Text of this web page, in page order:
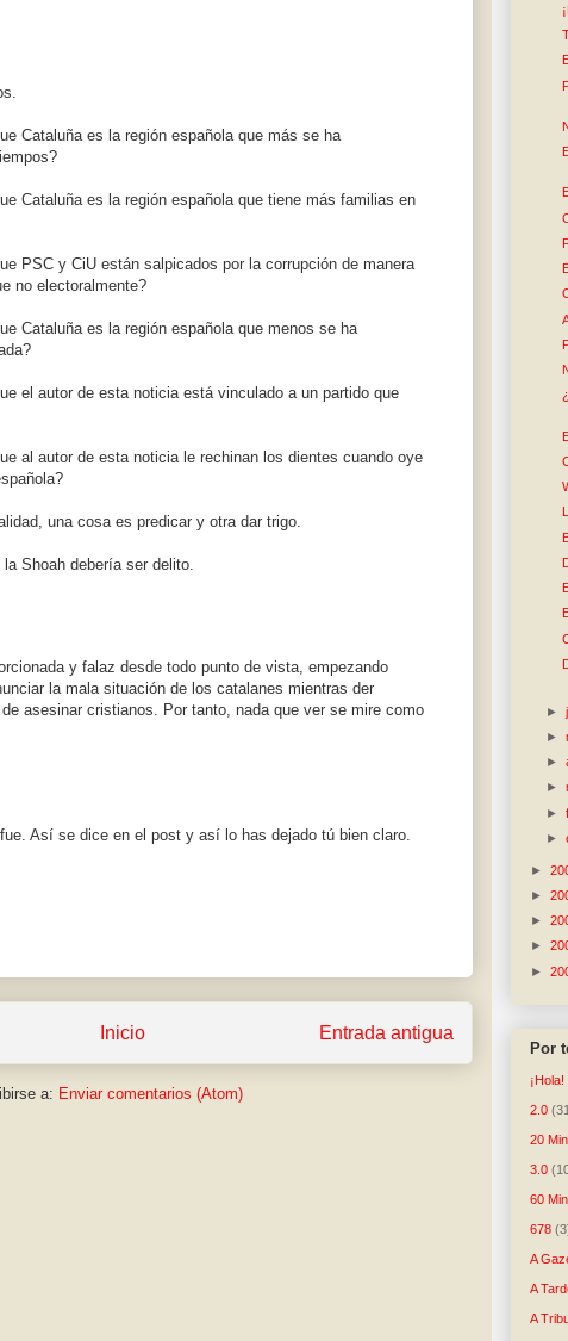
Cataluña es la región española que más se ha
Cataluña es la región española que tiene más familias en
PSC y CiU están salpicados por la corrupción de manera
no electoralmente?
Cataluña es la región española que menos se ha
el autor de esta noticia está vinculado a un partido que
al autor de esta noticia le rechinan los dientes cuando oye
una cosa es predicar y otra dar trigo.
Shoah debería ser delito.
y falaz desde todo punto de vista, empezando
la mala situación de los catalanes mientras der
asesinar cristianos. Por tanto, nada que ver se mire como
Así se dice en el post y así lo has dejado tú bien claro.
Entrada antigua
Inicio
a: Enviar comentarios (Atom)
►
►
►
►
►
►
►
►
►
►
►
Por
¡Hola!
2.0
20
3.0
60
678
A
A
A